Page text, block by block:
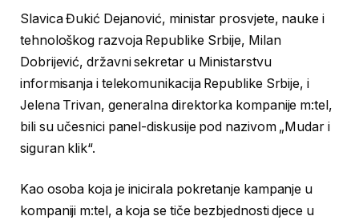
Slavica Đukić Dejanović, ministar prosvjete, nauke i
tehnološkog razvoja Republike Srbije, Milan
Dobrijević, državni sekretar u Ministarstvu
informisanja i telekomunikacija Republike Srbije, i
Jelena Trivan, generalna direktorka kompanije m:tel,
bili su učesnici panel-diskusije pod nazivom „Mudar i
siguran klik“.
Kao osoba koja je inicirala pokretanje kampanje u
kompaniji m:tel, a koja se tiče bezbjednosti djece u